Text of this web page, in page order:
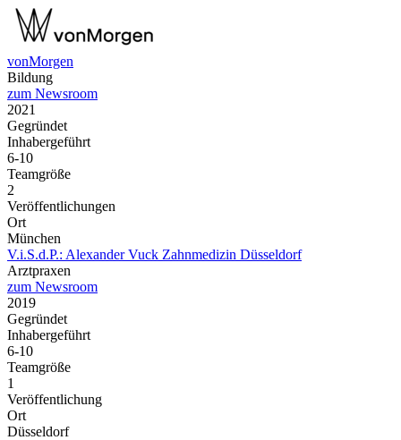
vonMorgen
Bildung
zum Newsroom
2021
Gegründet
Inhabergeführt
6-10
Teamgröße
2
Veröffentlichungen
Ort
München
V.i.S.d.P.: Alexander Vuck Zahnmedizin Düsseldorf
Arztpraxen
zum Newsroom
2019
Gegründet
Inhabergeführt
6-10
Teamgröße
1
Veröffentlichung
Ort
Düsseldorf